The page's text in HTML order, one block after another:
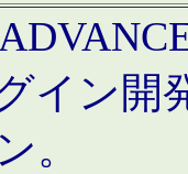
イン開
。